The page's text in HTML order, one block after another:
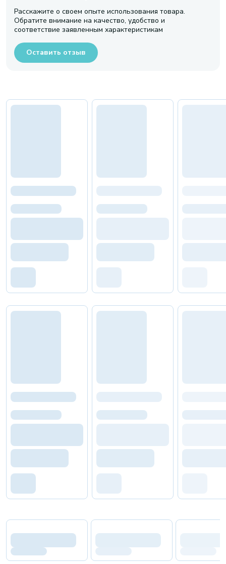
Расскажите о своем опыте использования товара.
Обратите внимание на качество, удобство и
соответствие заявленным характеристикам
Оставить отзыв